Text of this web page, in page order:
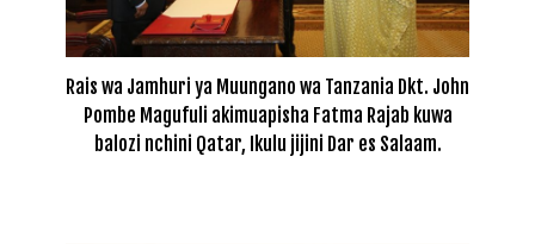
Rais wa Jamhuri ya Muungano wa Tanzania Dkt. John
Pombe Magufuli akimuapisha Fatma Rajab kuwa
balozi nchini Qatar, Ikulu jijini Dar es Salaam.